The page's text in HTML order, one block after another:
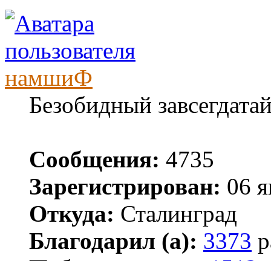
намшиФ
Безобидный
Сообщения: 4735
Зарегистрирован: 06
Откуда: Сталинград
Благодарил (а): 3373